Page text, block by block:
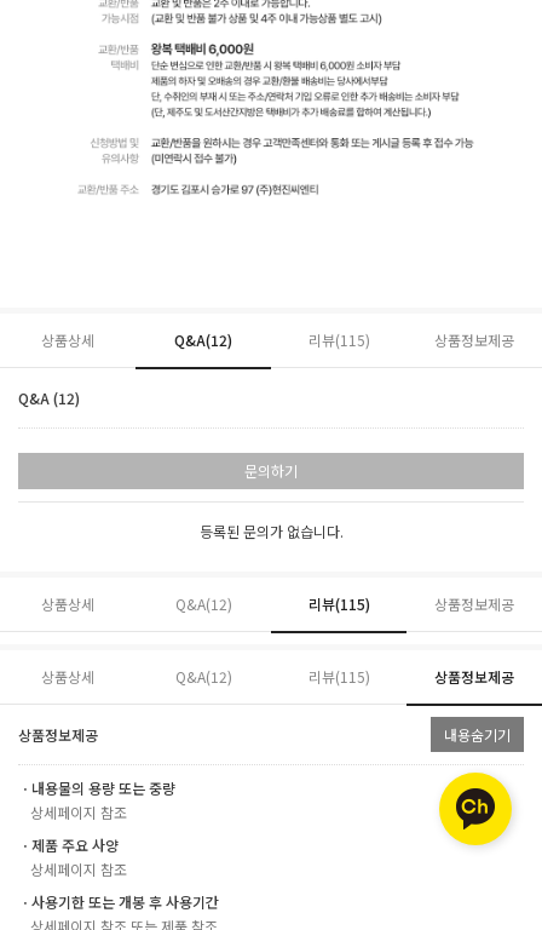
상품상세 Q&A(12) 리뷰(115) 상품정보제공
Q&A (12)
문의하기
등록된 문의가 없습니다.
상품상세 Q&A(12) 리뷰(115) 상품정보제공
상품상세 Q&A(12) 리뷰(115) 상품정보제공
상품정보제공 내용숨기기
ㆍ내용물의 용량 또는 중량
상세페이지 참조
ㆍ제품 주요 사양
상세페이지 참조
ㆍ사용기한 또는 개봉 후 사용기간
상세페이지 참조 또는 제품 참조